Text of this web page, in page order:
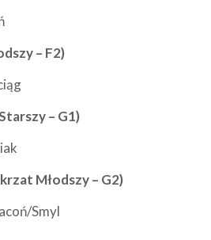
– F2)
– G1)
Młodszy – G2)
Smyl